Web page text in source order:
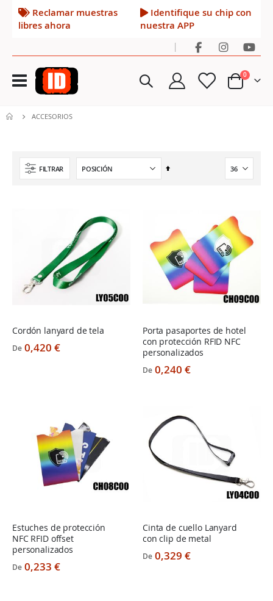
Reclamar muestras
libres ahora
Identifique su chip con
nuestra APP
|
Toggle
Nav Cart
0artículos
ACCESORIOS
FILTRAR
Fijar
Cordón lanyard de tela
De 0,420 €
Porta pasaportes de hotel
con protección RFID NFC
personalizados
De 0,240 €
Estuches de protección
NFC RFID offset
personalizados
De 0,233 €
Cinta de cuello Lanyard
con clip de metal
De 0,329 €